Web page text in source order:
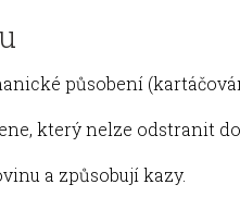
působení
který nelze odstranit
a způsobují kazy.